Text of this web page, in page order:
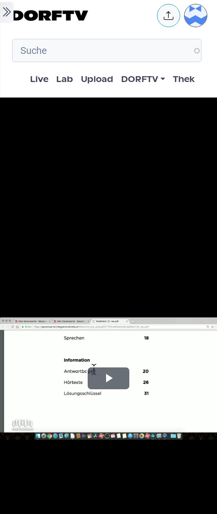
Skip to main content User
Hauptnavigation
Live Lab Upload DORFTV Thek
Play